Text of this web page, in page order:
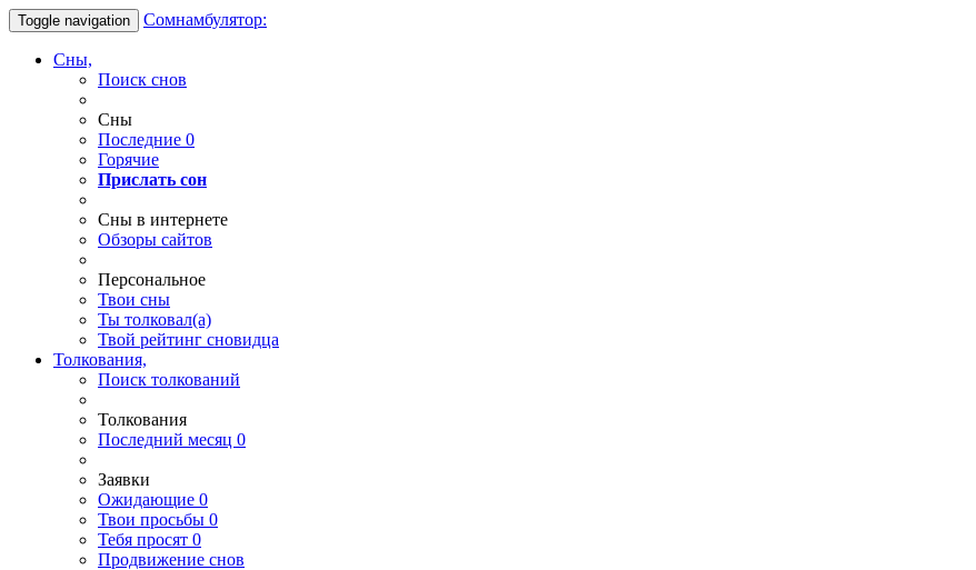
Toggle navigation Сомнамбулятор:
Сны,
Поиск снов
Сны
Последние 0
Горячие
Прислать сон
Сны в интернете
Обзоры сайтов
Персональное
Твои сны
Ты толковал(а)
Твой рейтинг сновидца
Толкования,
Поиск толкований
Толкования
Последний месяц 0
Заявки
Ожидающие 0
Твои просьбы 0
Тебя просят 0
Продвижение снов